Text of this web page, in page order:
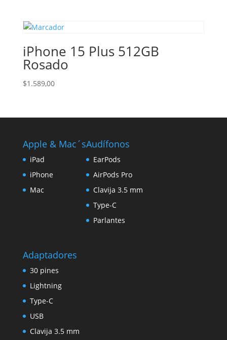
era:
iPhone 15 Plus 512GB
Rosado
$1.589,00
Apple & Mac´s
iPad
iPhone
Mac
Audífonos
EarPods
AirPods Pro
Clavija 3.5 mm
Type-C
Parlantes
Adaptadores
30 pines
Lightning
Type-C
USB
Clavija 3.5 mm